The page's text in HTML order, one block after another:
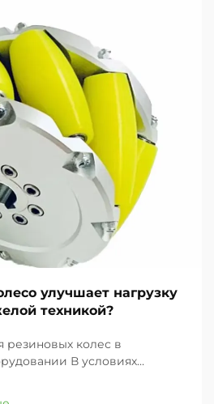
улучшает нагрузку
техникой?
колес в
В условиях
на